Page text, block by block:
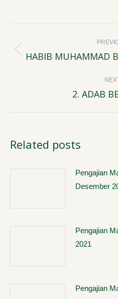
navigation
HABIB MUHAMMAD
2. ADAB
Related posts
Pengajian
Desember
Pengajian
2021
Pengajian